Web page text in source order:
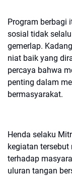
Program berbagi
sosial tidak
gemerlap.
niat baik yang
percaya bahwa
penting dalam
bermasyarakat.
Henda selaku
kegiatan
terhadap
uluran tangan